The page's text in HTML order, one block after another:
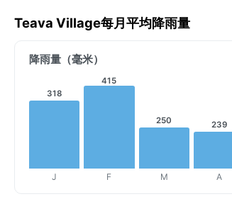
Teava Village每月平均降雨量
降雨量（毫米）
318
J
415
F
250
M
239
A